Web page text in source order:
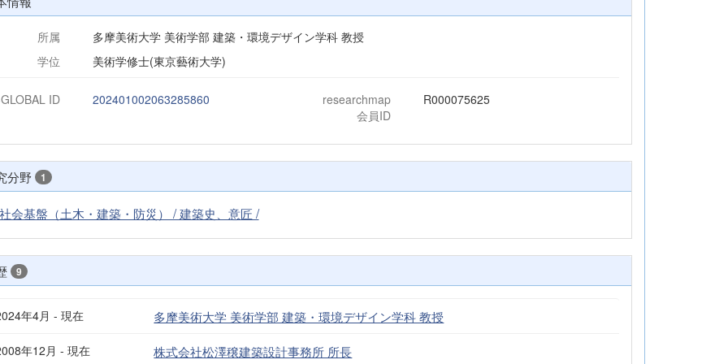
所属
多摩美術大学 美術学部 建築・環境デザイン学科 教授
学位
美術学修士(東京藝術大学)
ID 202401002063285860
researchmap
会員ID
R000075625
分野 1
社会基盤（土木・建築・防災） / 建築史、意匠 /
9
年4月 - 現在 多摩美術大学 美術学部 建築・環境デザイン学科 教授
年12月 - 現在 株式会社松澤穣建築設計事務所 所長